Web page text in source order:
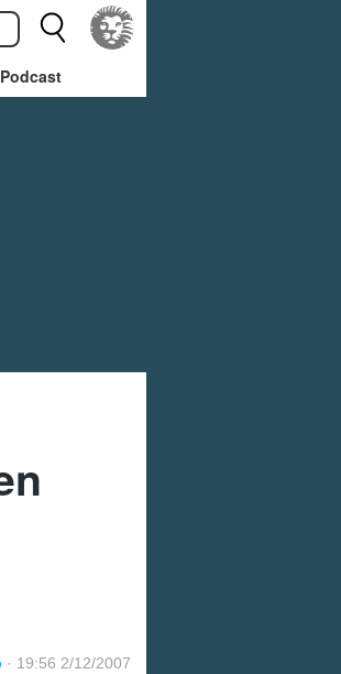
Podcast
· 19:56 2/12/2007